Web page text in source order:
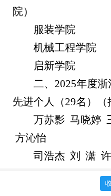
院）
服装学院
机械工程学院
启新学院
二、 2025年度浙
先进个人（29名）（
万苏影 马晓婷
方沁怡
司浩杰 刘 潇
张